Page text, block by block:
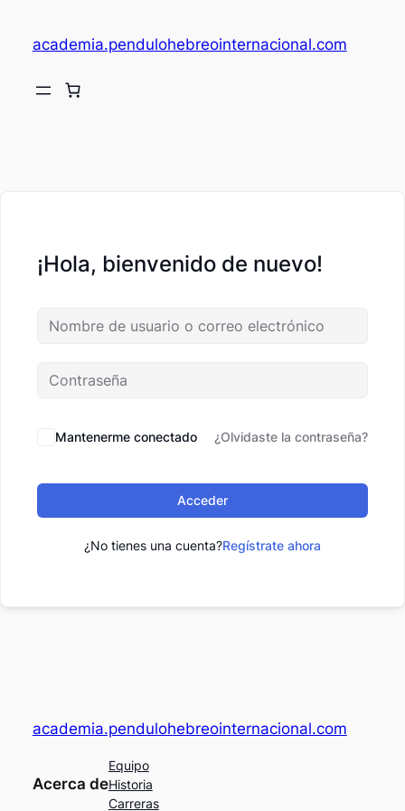
academia.pendulohebreointernacional.com
¡Hola, bienvenido de nuevo!
Mantenerme conectado ¿Olvidaste la contraseña?
Acceder
¿No tienes una cuenta?Regístrate ahora
academia.pendulohebreointernacional.com
Acerca de
Equipo
Historia
Carreras